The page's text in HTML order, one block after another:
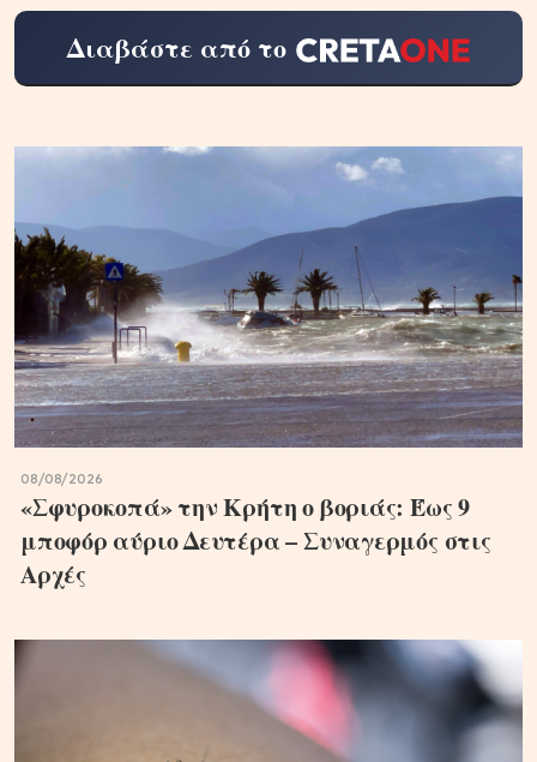
Διαβάστε από το
08/08/2026
«Σφυροκοπά» την Κρήτη ο βοριάς: Έως 9
μποφόρ αύριο Δευτέρα – Συναγερμός στις
Αρχές